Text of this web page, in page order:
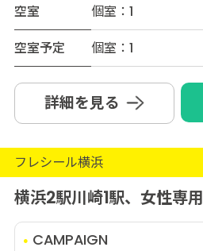
空室
個室：1
空室予定
個室：1
詳細を見る
フレシール横浜
横浜2駅川崎1駅、女性専用
CAMPAIGN